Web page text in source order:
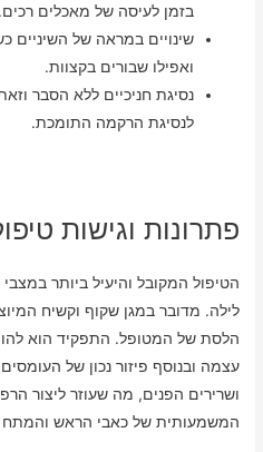
בזמן לעיסה של מאכלים רכים.
שינויים במראה של השיניים
ואפילו שבורים בקצוות.
נסיגת חניכיים ללא הסבר
לנסיגת הרקמה התומכת.
פתרונות וגישות
הטיפול המקובל והיעיל ביותר
לילה. מדובר במגן שקוף וקשיח
הלסת של המטופל. התפקיד הוא
עצמה ובנוסף פיזור נכון של
ושרירים הפנים, מה שעוזר ליצור
המשמעותית של כאבי הראש והמתח